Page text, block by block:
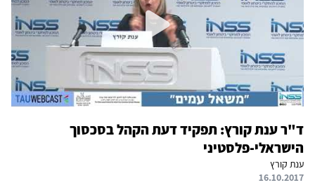
ד"ר ענת קורץ: תפקיד דעת הקהל בסכסוך
הישראלי-פלסטיני
ענת קורץ
16.10.2017